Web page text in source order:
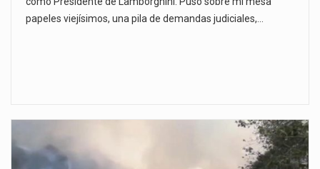
papeles viejísimos, una pila de demandas judiciales,…